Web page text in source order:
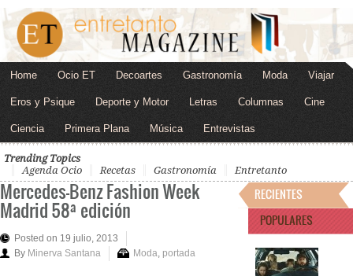
Home Ocio ET Decoartes Gastronomía Moda Viajar
Eros y Psique Deporte y Motor Letras Columnas Cine
Ciencia Primera Plana Música Entrevistas
Trending Topics
Agenda Ocio
Recetas Gastronomía Entretanto
Mercedes-Benz Fashion Week
Madrid 58ª edición
Posted on 19 julio, 2013
By Minerva Santana Moda portada
RECIENTES
POPULARES